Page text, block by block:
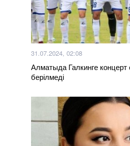
31.07.2024, 02:08
Алматыда Галкинге концерт
берілмеді